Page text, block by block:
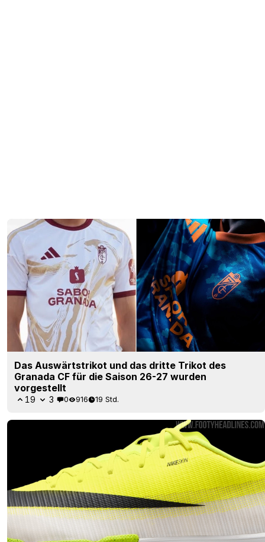
Das Auswärtstrikot und das dritte Trikot des
Granada CF für die Saison 26-27 wurden
vorgestellt
19 3 0 916 19 Std.